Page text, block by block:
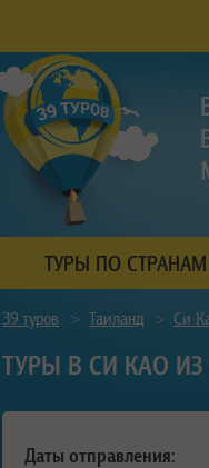
ТУРЫ ПО СТРАНАМ
39 туров > Таиланд > Си
ТУРЫ В СИ КАО
Даты отправления: